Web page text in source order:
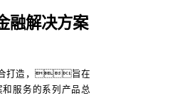
融解决方案
合打造，旨在
服务的系列产品总